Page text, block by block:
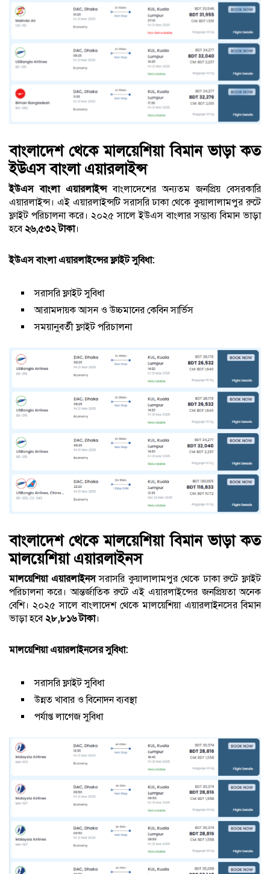
বাংলাদেশ থেকে মালয়েশিয়া বিমান ভাড়া কত
ইউএস বাংলা এয়ারলাইন্স
ইউএস বাংলা এয়ারলাইন্সবাংলাদেশের অন্যতম জনপ্রিয় বেসরকারি
এয়ারলাইন্স। এই এয়ারলাইন্সটি সরাসরি ঢাকা থেকে কুয়ালালামপুর রুটে
ফ্লাইট পরিচালনা করে। ২০২৫ সালে ইউএস বাংলার সম্ভাব্য বিমান ভাড়া
হবে ২৬,৫৩২ টাকা।
ইউএস বাংলা এয়ারলাইন্সের ফ্লাইট সুবিধা:
সরাসরি ফ্লাইট সুবিধা
আরামদায়ক আসন ও উচ্চমানের কেবিন সার্ভিস
সময়ানুবর্তী ফ্লাইট পরিচালনা
বাংলাদেশ থেকে মালয়েশিয়া বিমান ভাড়া কত
মালয়েশিয়া এয়ারলাইনস
মালয়েশিয়া এয়ারলাইনসসরাসরি কুয়ালালামপুর থেকে ঢাকা রুটে ফ্লাইট
পরিচালনা করে। আন্তর্জাতিক রুটে এই এয়ারলাইন্সের জনপ্রিয়তা অনেক
বেশি। ২০২৫ সালে বাংলাদেশ থেকে মালয়েশিয়া এয়ারলাইনসের বিমান
ভাড়া হবে ২৮,৮১৬ টাকা।
মালয়েশিয়া এয়ারলাইনসের সুবিধা:
সরাসরি ফ্লাইট সুবিধা
উন্নত খাবার ও বিনোদন ব্যবস্থা
পর্যাপ্ত লাগেজ সুবিধা